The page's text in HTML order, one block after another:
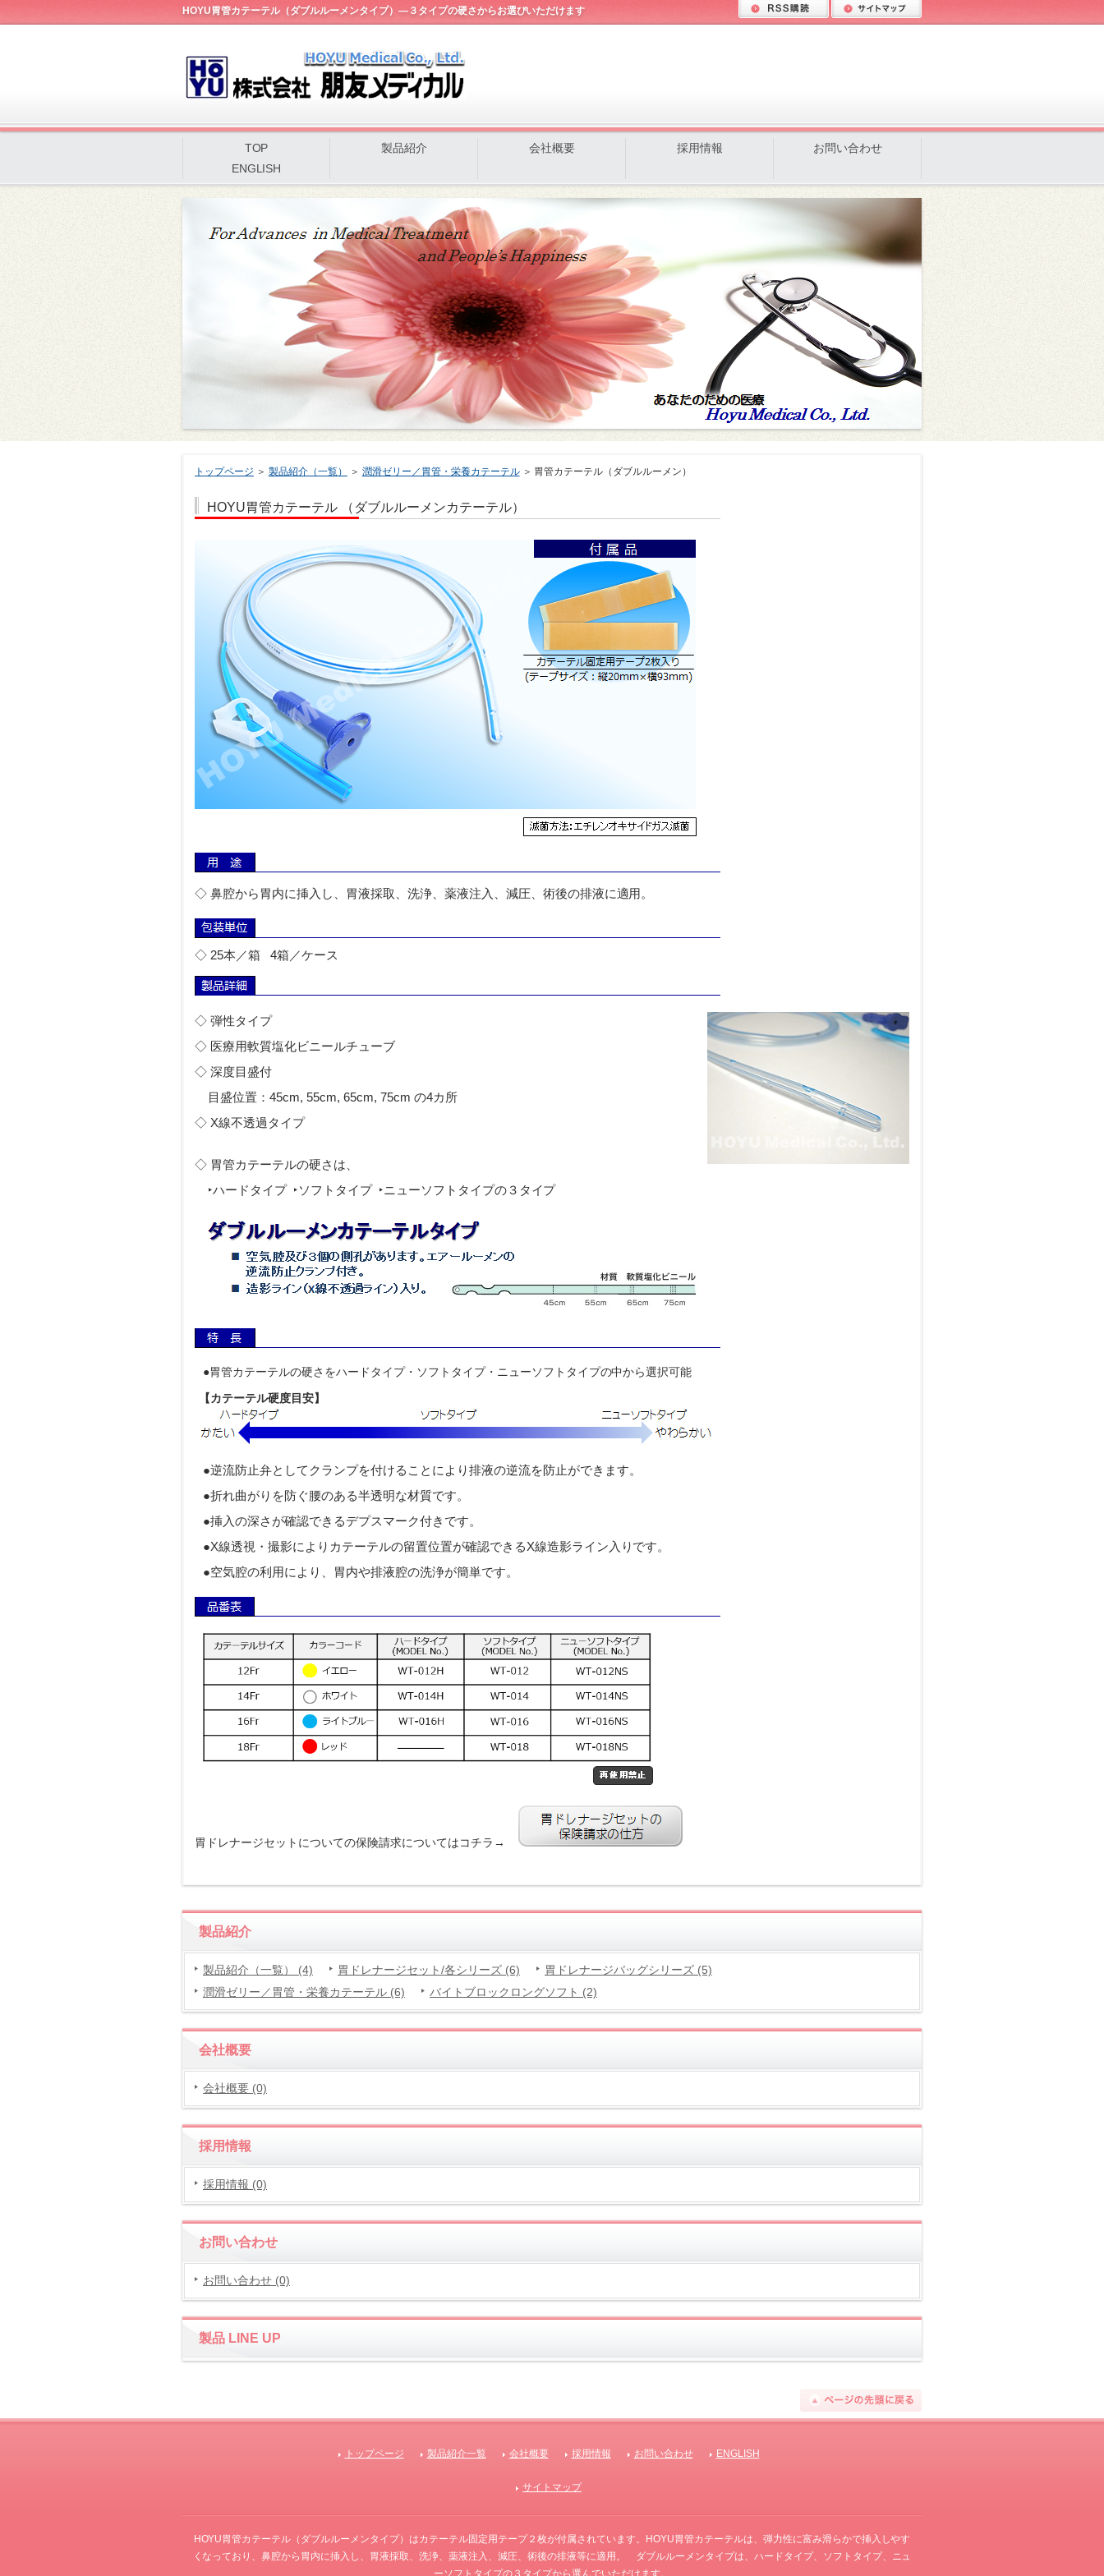
HOYU胃管カテーテル（ダブルルーメンタイプ）―３タイプの硬さからお選びいただけます
TOP 製品紹介 会社概要 採用情報
お問い合わせ
ENGLISH
トップページ ＞ 製品紹介（一覧） ＞ 潤滑ゼリー／胃管・栄養カテーテル＞ 胃管カテーテル（ダブルルーメン）
HOYU胃管カテーテル （ダブルルーメンカテーテル）
◇ 鼻腔から胃内に挿入し、胃液採取、洗浄、薬液注入、減圧、術後の排液に適用。
◇ 25本／箱 4箱／ケース
◇ 弾性タイプ
◇ 医療用軟質塩化ビニールチューブ
◇ 深度目盛付
目盛位置：45cm, 55cm, 65cm, 75cm の4カ所
◇ X線不透過タイプ
◇ 胃管カテーテルの硬さは、
‣ハードタイプ ‣ソフトタイプ ‣ニューソフトタイプの３タイプ
●胃管カテーテルの硬さをハードタイプ・ソフトタイプ・ニューソフトタイプの中から選択可能
【カテーテル硬度目安】
●逆流防止弁としてクランプを付けることにより排液の逆流を防止ができます。
●折れ曲がりを防ぐ腰のある半透明な材質です。
●挿入の深さが確認できるデプスマーク付きです。
●X線透視・撮影によりカテーテルの留置位置が確認できるX線造影ライン入りです。
●空気腔の利用により、胃内や排液腔の洗浄が簡単です。
胃ドレナージセットについての保険請求についてはコチラ→
製品紹介
製品紹介（一覧） (4) 胃ドレナージセット/各シリーズ (6)
胃ドレナージバッグシリーズ (5)
潤滑ゼリー／胃管・栄養カテーテル (6)
バイトブロックロングソフト (2)
会社概要
会社概要 (0)
採用情報
採用情報 (0)
お問い合わせ
お問い合わせ (0)
製品 LINE UP
トップページ 製品紹介一覧 会社概要 採用情報 お問い合わせ ENGLISH
サイトマップ
HOYU胃管カテーテル（ダブルルーメンタイプ）はカテーテル固定用テープ２枚が付属されています。HOYU胃管カテーテルは、弾力性に富み滑らかで挿入しやす
くなっており、鼻腔から胃内に挿入し、胃液採取、洗浄、薬液注入、減圧、術後の排液等に適用。 ダブルルーメンタイプは、ハードタイプ、ソフトタイプ、ニュ
ーソフトタイプの３タイプから選んでいただけます。